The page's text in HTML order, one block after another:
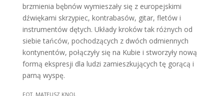
brzmienia bębnów wymieszały się z europejskimi
dźwiękami skrzypiec, kontrabasów, gitar, fletów i
instrumentów dętych. Układy kroków tak różnych od
siebie tańców, pochodzących z dwóch odmiennych
kontynentów, połączyły się na Kubie i stworzyły nową
formą ekspresji dla ludzi zamieszkujących tę gorącą i
parną wyspę.
FOT. MATEUSZ KNOL